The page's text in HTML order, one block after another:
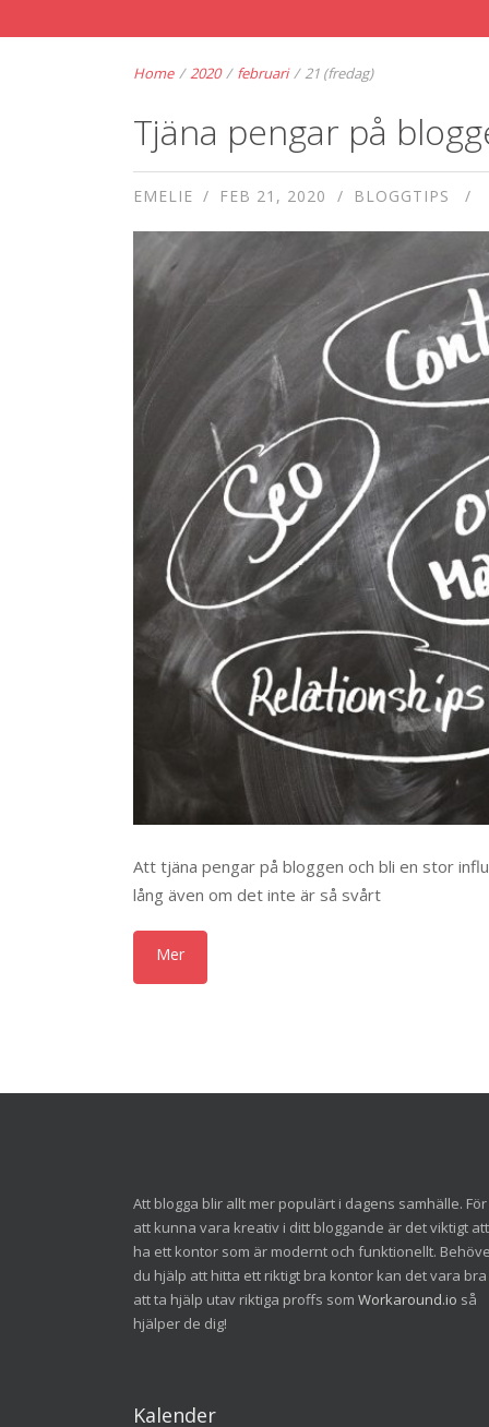
Home /2020 / februari / 21 (fredag)
Tjäna pengar på
EMELIE FEB 21, 2020 BLOGGTIPS
Att tjäna pengar på bloggen och bli en stor
lång även om det inte är så svårt
Att blogga blir allt mer populärt i dagens samhälle. För
att kunna vara kreativ i ditt bloggande är det viktigt att
ha ett kontor som är modernt och funktionellt.
du hjälp att hitta ett riktigt bra kontor kan det vara bra
att ta hjälp utav riktiga proffs som Workaround.io så
hjälper de dig!
Kalender